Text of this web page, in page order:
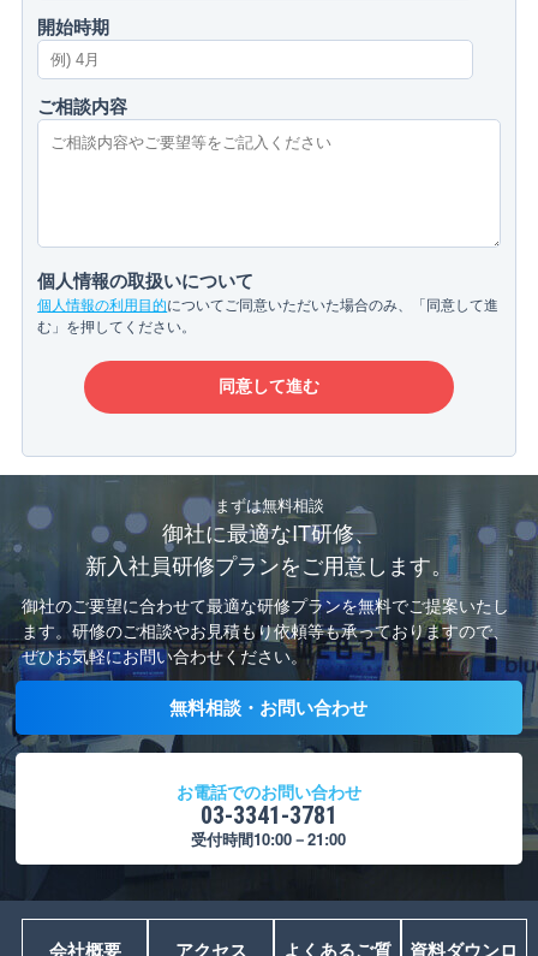
開始時期
ご相談内容
個人情報の取扱いについて
個人情報の利用目的についてご同意いただいた場合のみ、「同意して進
む」を押してください。
まずは無料相談
御社に最適なIT研修、
新入社員研修プランをご用意します。
御社のご要望に合わせて最適な研修プランを無料でご提案いたし
ます。 研修のご相談やお見積もり依頼等も承っておりますので、
ぜひお気軽にお問い合わせください。
無料相談・お問い合わせ
お電話でのお問い合わせ
03-3341-3781
受付時間10:00－21:00
会社概要 アクセス よくあるご質 資料ダウンロ